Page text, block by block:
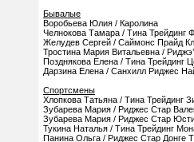
Бывалые
Воробьева Юлия / Каролина
Челнокова Тамара / Тина Трейдинг
Желудев Сергей / Саймонс Прайд
Тростина Мария Витальевна /
Позднякова Елена / Тина Трейдинг
Дарзина Елена / Санхилл Риджес
Спортсмены
Хлопкова Татьяна / Тина Трейдинг
Зубарева Мария / Риджес Стар
Зубарева Мария / Риджес Стар
Тукина Наталья / Тина Трейдинг
Панина Ольга / Риджес Стар Донге